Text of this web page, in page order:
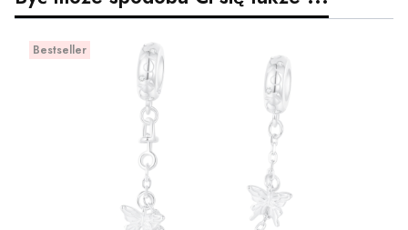
Bestseller